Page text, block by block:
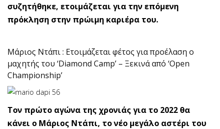
συζητήθηκε, ετοιμάζεται για την επόμενη
πρόκληση στην πρώιμη καριέρα του.
Μάριος Ντάπι : Ετοιμάζεται φέτος για προέλαση ο
μαχητής του ‘Diamond Camp’ – Ξεκινά από ‘Open
Championship’
Τον πρώτο αγώνα της χρονιάς για το 2022 θα
κάνει ο Μάριος Ντάπι, το νέο μεγάλο αστέρι του